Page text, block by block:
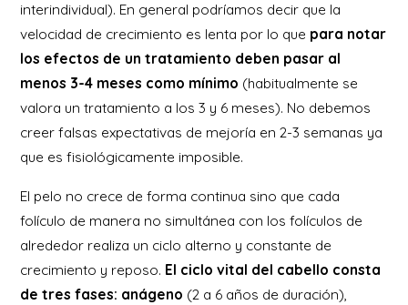
interindividual). En general podríamos decir que la
velocidad de crecimiento es lenta por lo que para notar
los efectos de un tratamiento deben pasar al
menos 3-4 meses como mínimo (habitualmente se
valora un tratamiento a los 3 y 6 meses). No debemos
creer falsas expectativas de mejoría en 2-3 semanas ya
que es fisiológicamente imposible.
El pelo no crece de forma continua sino que cada
folículo de manera no simultánea con los folículos de
alrededor realiza un ciclo alterno y constante de
crecimiento y reposo. El ciclo vital del cabello consta
de tres fases: anágeno (2 a 6 años de duración),